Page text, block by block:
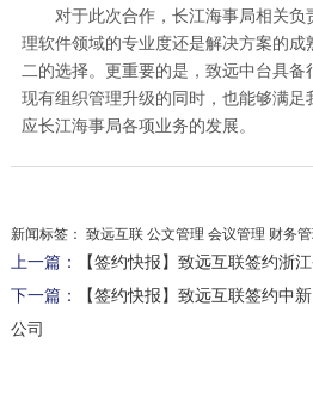
对于此次合作，长江海事局相关
理软件领域的专业度还是解决方案的成
二的选择。更重要的是，致远中台具
现有组织管理升级的同时，也能够满
应长江海事局各项业务的发展。
新闻标签： 致远互联 公文管理 会议管理 财务
上一篇：
【签约快报】致远互联签约浙
下一篇：
【签约快报】致远互联签约中
公司